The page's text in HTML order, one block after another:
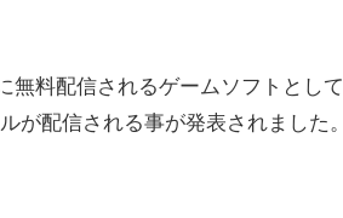
無料配信されるゲームソフトとして
が配信される事が発表されました。